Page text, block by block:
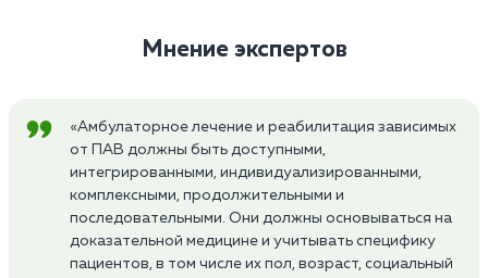
Мнение экспертов
«Амбулаторное лечение и реабилитация зависимых
от ПАВ должны быть доступными,
интегрированными, индивидуализированными,
комплексными, продолжительными и
последовательными. Они должны основываться на
доказательной медицине и учитывать специфику
пациентов, в том числе их пол, возраст, социальный